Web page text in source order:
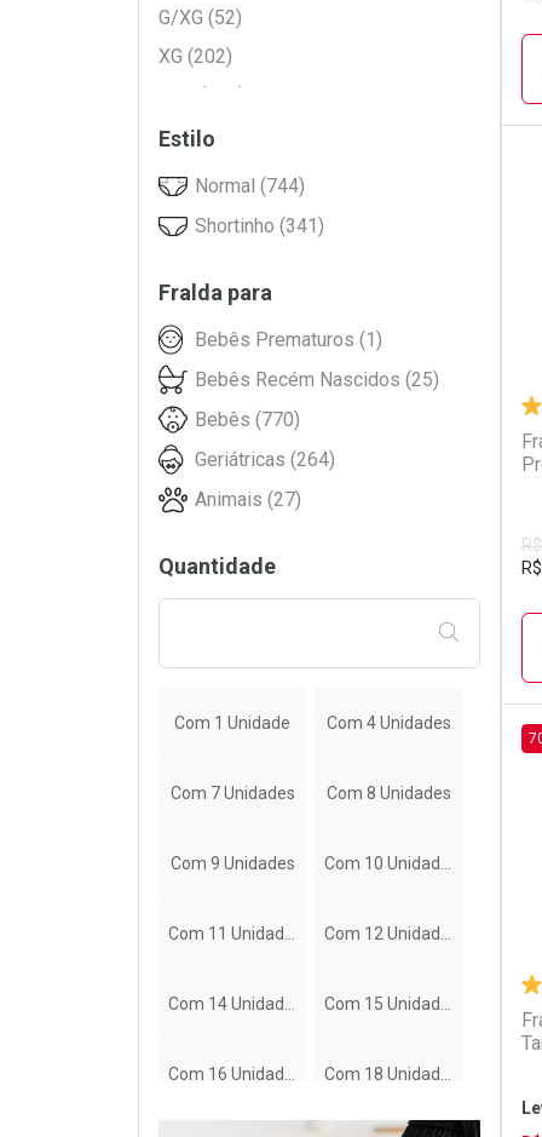
R$
Mili (32)
MILI (34)
Natural Baby (23)
Pampers (465)
Personal (40)
Pet Society (3)
Piquitucho (33)
Plenitud (79)
Pom Pom (41)
Sentir Bem (3)
SH-RD (10)
TURMA DA MONICA BABY (21)
G/XG (52)
XG (202)
XXG (135)
XXXG (14)
EG (31)
Tamanho Único (5)
Estilo
Normal (744)
Shortinho (341)
Fralda para
Bebês Prematuros (1)
Bebês Recém Nascidos (25)
Bebês (770)
Geriátricas (264)
Animais (27)
Quantidade
FILTRAR
Com 1 Unidade Com 4 Unidades
Com 7 Unidades Com 8 Unidades
Com 9 Unidades